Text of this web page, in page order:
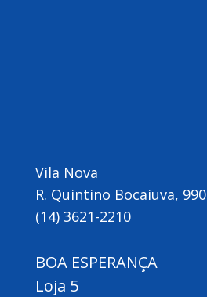
Vila Nova
R. Quintino Bocaiuva, 990
(14) 3621-2210
BOA ESPERANÇA
Loja 5